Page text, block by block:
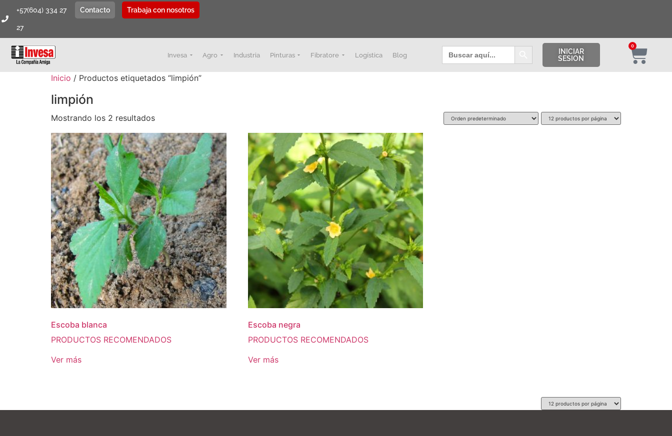
+57(604) 334 27
27
Contacto Trabaja con nosotros
Invesa Agro Industria Pinturas Fibratore Logística Blog
Buscar: Botón de búsqueda
INICIAR
SESION
0
Inicio / Productos etiquetados “limpión”
limpión
Mostrando los 2 resultados
Escoba blanca
PRODUCTOS RECOMENDADOS
Ver más
Escoba negra
PRODUCTOS RECOMENDADOS
Ver más